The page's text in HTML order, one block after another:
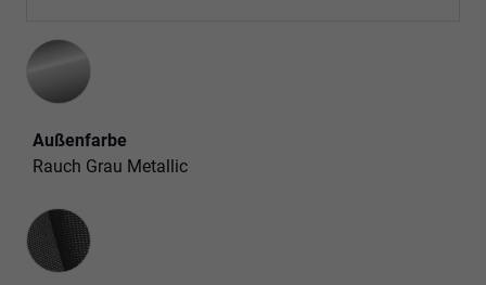
Außenfarbe
Rauch Grau Metallic
Innenausstattung